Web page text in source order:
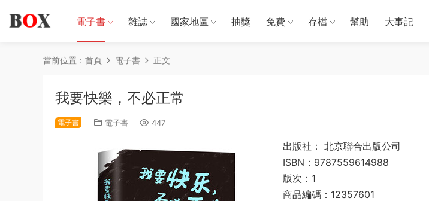
電子書 雜誌 國家地區 抽獎 免費 存檔 幫助 大事記
當前位置： 首頁 電子書 正文
我要快樂，不必正常
電子書 電子書 447
出版社： 北京聯合出版公司
ISBN：9787559614988
版次：1
商品編碼：12357601